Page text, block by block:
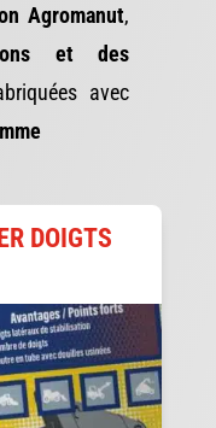
Agromanut,
et des
avec
DOIGTS